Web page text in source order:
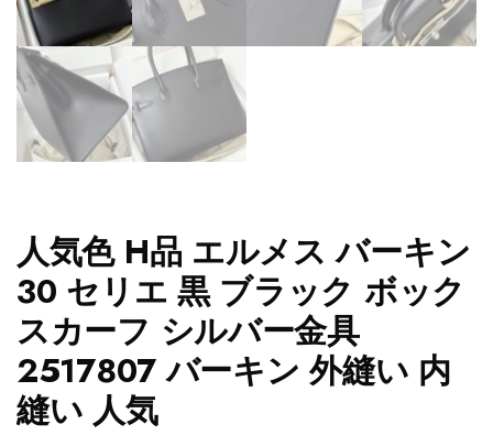
人気色 H品 エルメス バーキン
30 セリエ 黒 ブラック ボック
スカーフ シルバー金具
2517807 バーキン 外縫い 内
縫い 人気